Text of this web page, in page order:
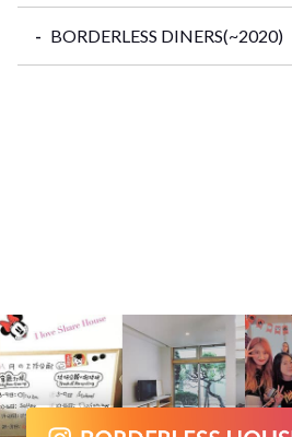
BORDERLESS DINERS(~2020)